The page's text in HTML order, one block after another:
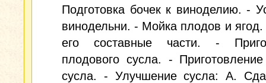
Подготовка бочек к виноделию. -
винодельни. - Мойка плодов и
его составные части. -
плодового сусла. - Приготовление
сусла. - Улучшение сусла: А.